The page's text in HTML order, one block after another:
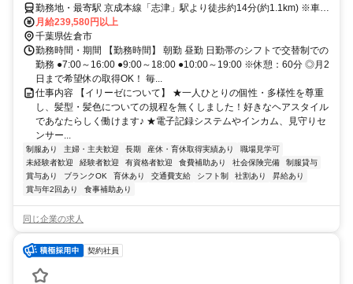
勤務地・最寄駅 京成本線「志津」駅より徒歩約14分(約1.1km) ※車通
勤OK
月給239,580円以上
千葉県佐倉市
勤務時間・期間 【勤務時間】 朝勤 昼勤 日勤帯のシフトで交替制での
勤務 ●7:00～16:00 ●9:00～18:00 ●10:00～19:00 ※休憩：60分 ◎月2
日まで希望休の取得OK！ 毎...
仕事内容 【イリーゼについて】 ★一人ひとりの個性・多様性を尊重
し、髪型・髪色についての規程を無くしました！好きなヘアスタイル
であなたらしく働けます♪ ★電子記録システムやインカム、見守りセ
ンサー...
制服あり 主婦・主夫歓迎 長期 産休・育休取得実績あり
職場見学可
未経験者歓迎
経験者歓迎 有資格者歓迎 食費補助あり 社会保険完備
制服貸与
賞与あり
ブランクOK 育休あり 交通費支給 シフト制 社割あり
昇給あり
賞与年2回あり
食事補助あり
同じ企業の求人
契約社員